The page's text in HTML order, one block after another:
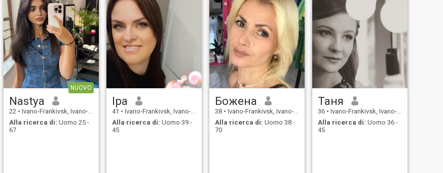
NUOVO
Nastya
22 • Ivano-Frankivsk, Ivano-Frankivs'k, Ucraina
Alla ricerca di: Uomo 25 -
67
Іра
41 • Ivano-Frankivsk, Ivano-Frankivs'k, Ucraina
Alla ricerca di: Uomo 39 -
45
Божена
38 • Ivano-Frankivsk, Ivano-Frankivs'k, Ucraina
Alla ricerca di: Uomo 38 -
70
Таня
36 • Ivano-Frankivsk, Ivano-Frankivs'k, Ucraina
Alla ricerca di: Uomo 36 -
45